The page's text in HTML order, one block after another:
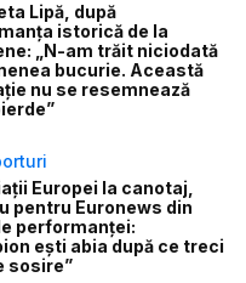
Lipă, după
istorică de la
„N-am trăit niciodată
bucurie. Această
nu se resemnează
Europei la canotaj,
pentru Euronews din
performanței:
ești abia după ce treci
sosire”